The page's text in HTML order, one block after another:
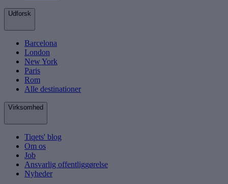
Udforsk
Barcelona
London
New York
Paris
Rom
Alle destinationer
Virksomhed
Tiqets' blog
Om os
Job
Ansvarlig offentliggørelse
Nyheder